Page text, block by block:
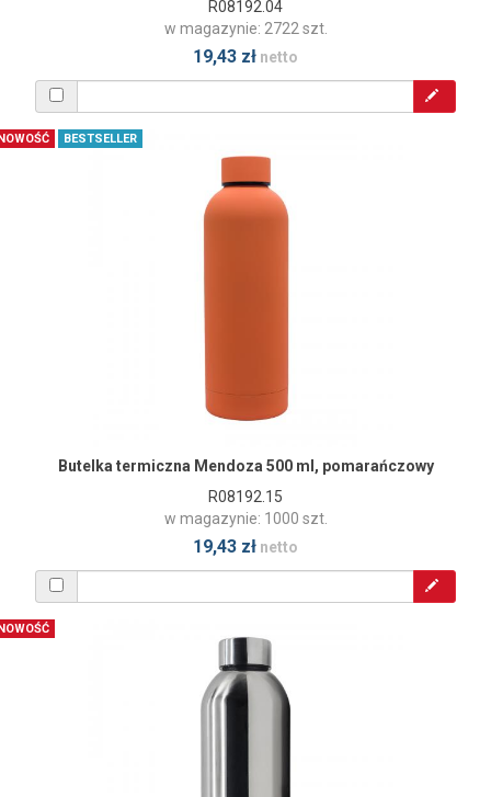
R08192.04
w magazynie: 2722 szt.
19,43 zł netto
BESTSELLER
Butelka termiczna Mendoza 500 ml, pomarańczowy
R08192.15
w magazynie: 1000 szt.
19,43 zł netto